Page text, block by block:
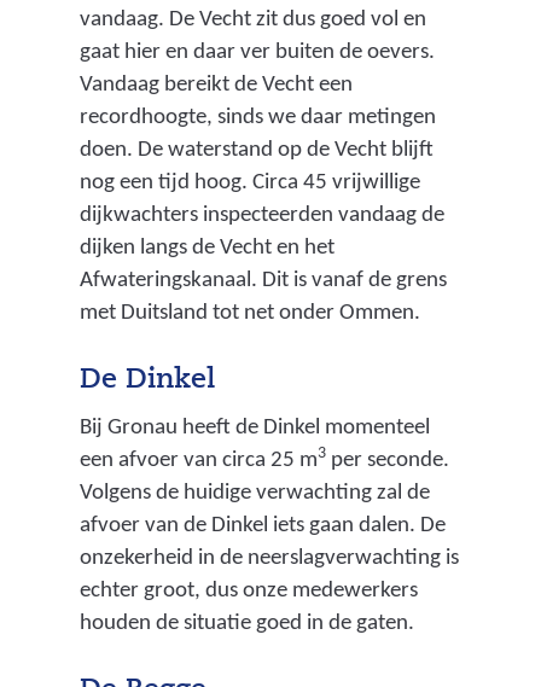
vandaag. De Vecht zit dus goed vol en
gaat hier en daar ver buiten de oevers.
Vandaag bereikt de Vecht een
recordhoogte, sinds we daar metingen
doen. De waterstand op de Vecht blijft
nog een tijd hoog. Circa 45 vrijwillige
dijkwachters inspecteerden vandaag de
dijken langs de Vecht en het
Afwateringskanaal. Dit is vanaf de grens
met Duitsland tot net onder Ommen.
De Dinkel
Bij Gronau heeft de Dinkel momenteel
een afvoer van circa 25 m3per seconde.
Volgens de huidige verwachting zal de
afvoer van de Dinkel iets gaan dalen. De
onzekerheid in de neerslagverwachting is
echter groot, dus onze medewerkers
houden de situatie goed in de gaten.